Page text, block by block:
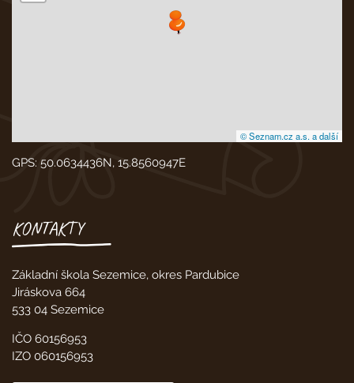
© Seznam.cz a.s. a další
GPS: 50.0634436N, 15.8560947E
KONTAKTY
Základní škola Sezemice, okres Pardubice
Jiráskova 664
533 04 Sezemice
IČO 60156953
IZO 060156953